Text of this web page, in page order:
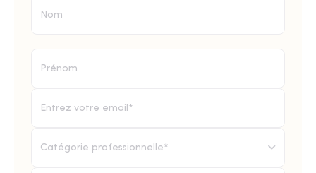
Catégorie professionnelle*